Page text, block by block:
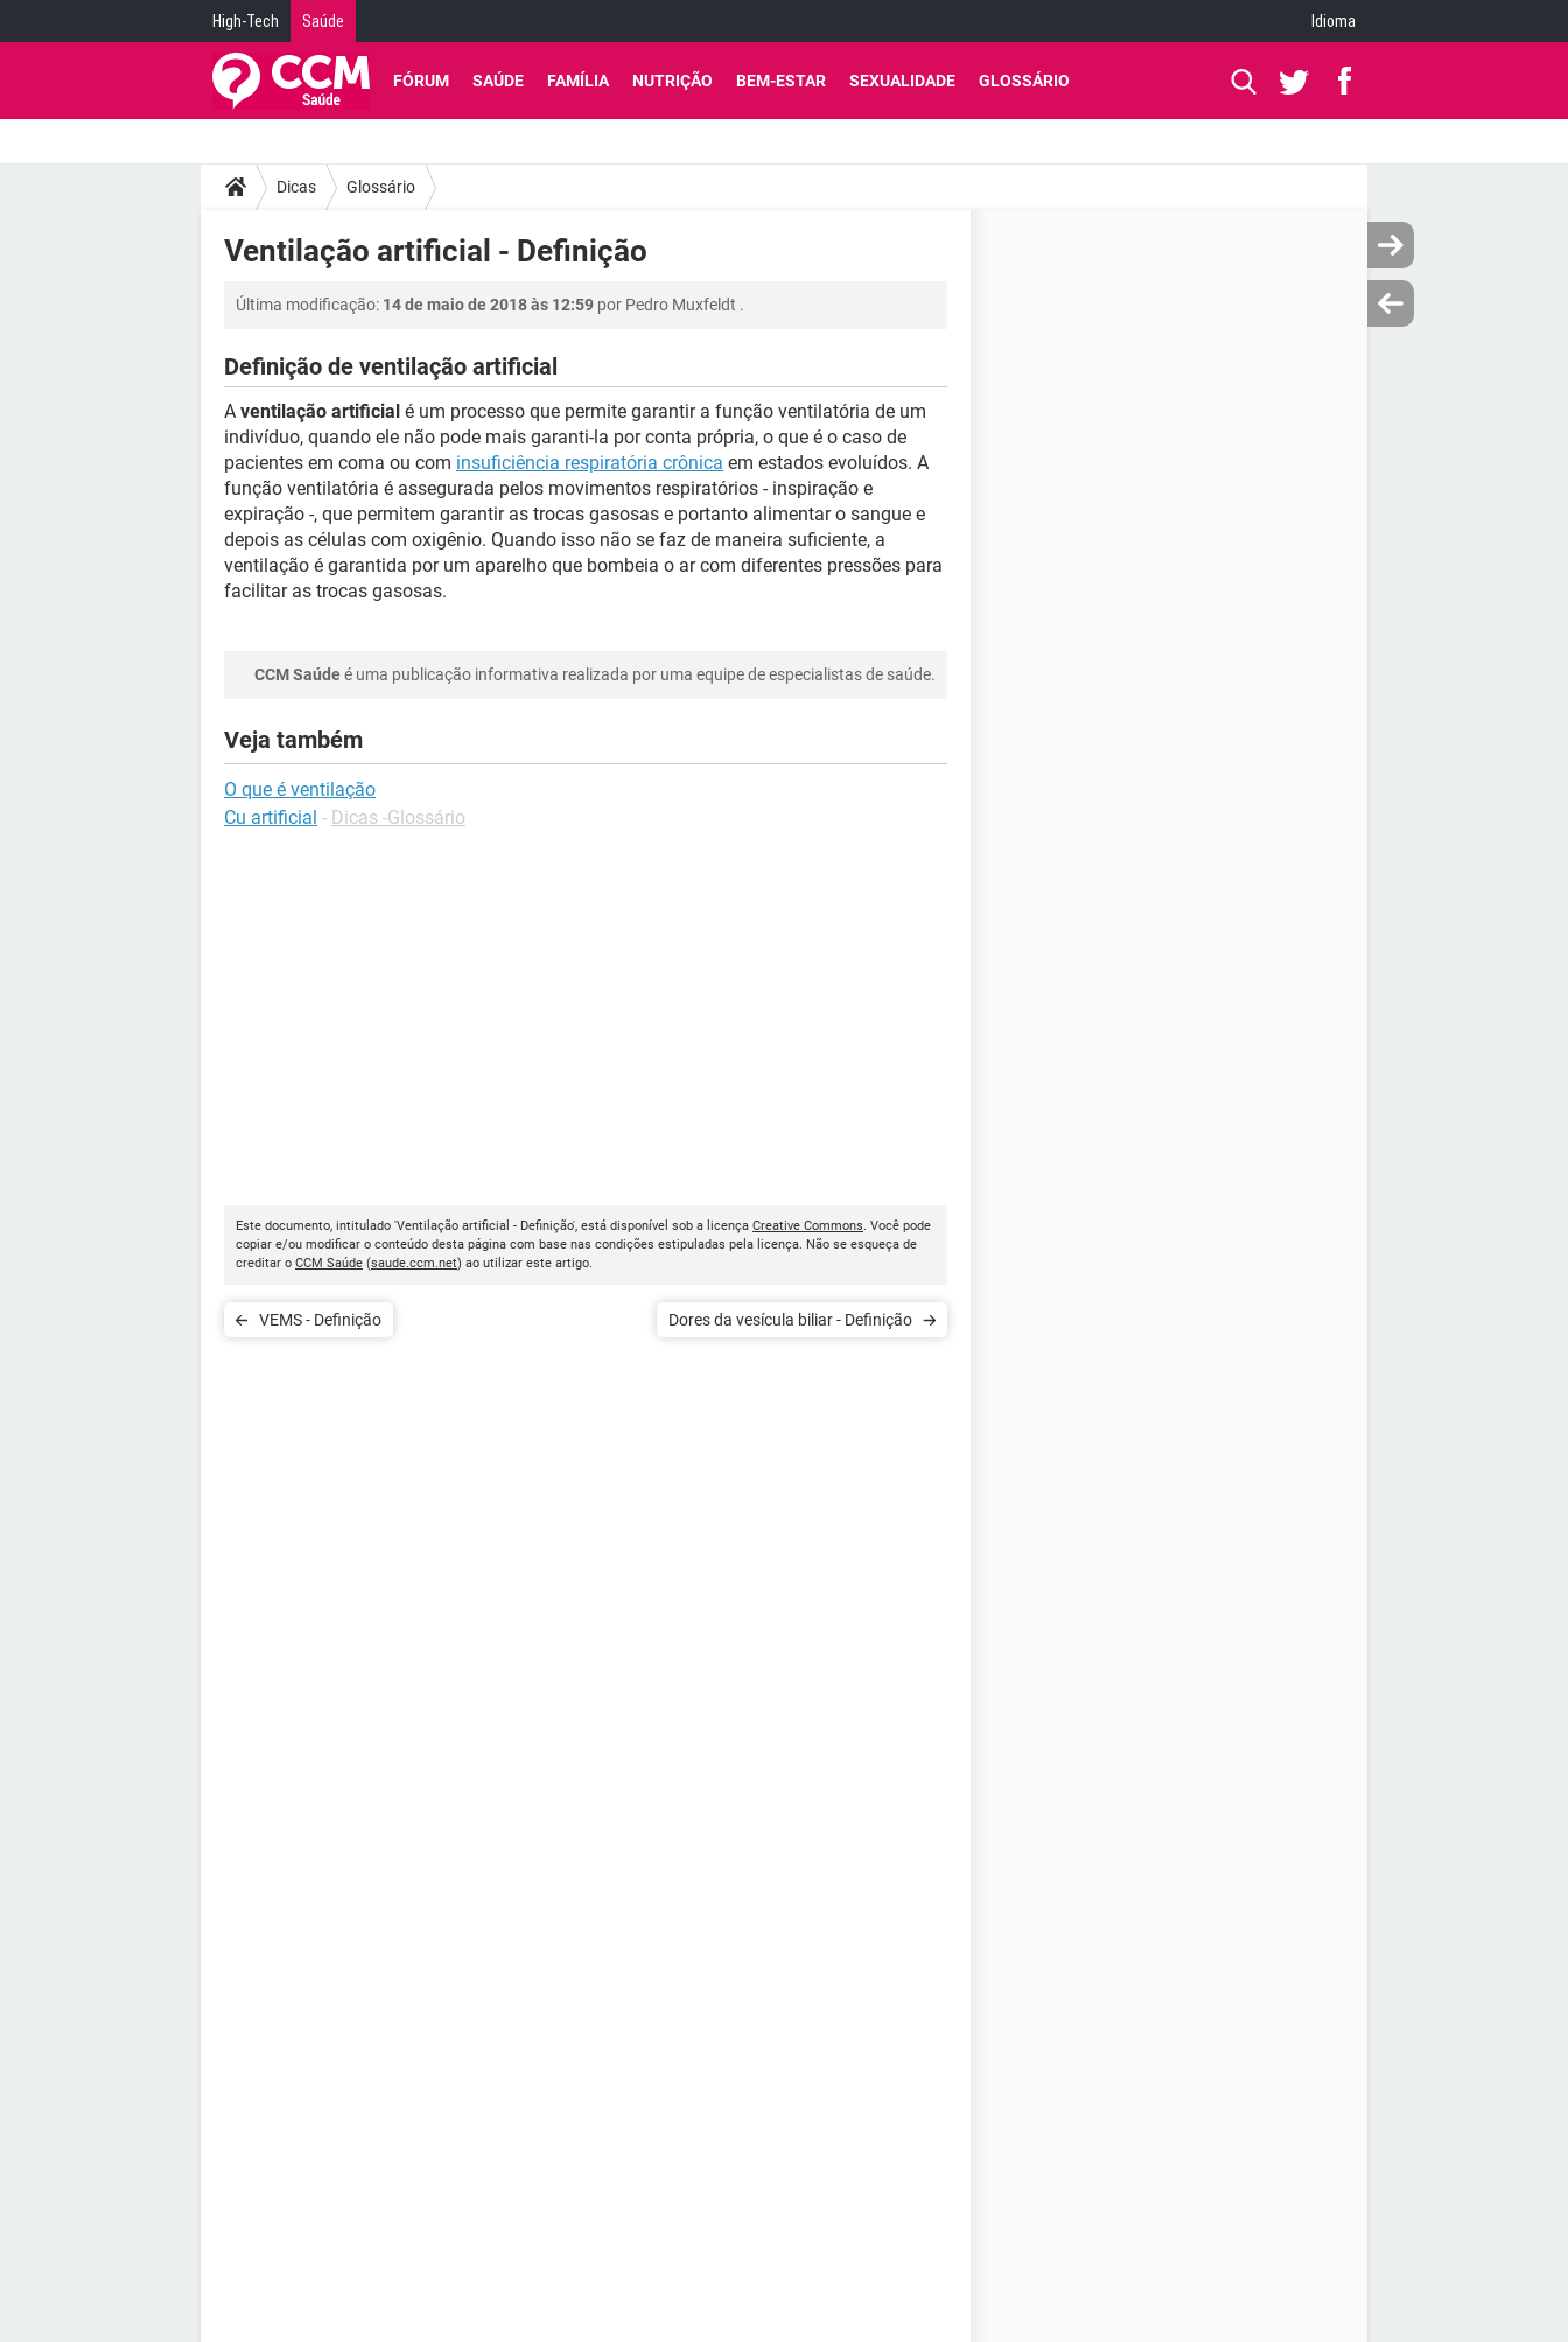
High-Tech Saúde Idioma
FÓRUM SAÚDE FAMÍLIA NUTRIÇÃO BEM-ESTAR SEXUALIDADE GLOSSÁRIO
Dicas Glossário
Ventilação artificial - Definição
Última modificação: 14 de maio de 2018 às 12:59 por Pedro Muxfeldt .
Definição de ventilação artificial
A ventilação artificial é um processo que permite garantir a função ventilatória de um
indivíduo, quando ele não pode mais garanti-la por conta própria, o que é o caso de
pacientes em coma ou com insuficiência respiratória crônica em estados evoluídos. A
função ventilatória é assegurada pelos movimentos respiratórios - inspiração e
expiração -, que permitem garantir as trocas gasosas e portanto alimentar o sangue e
depois as células com oxigênio. Quando isso não se faz de maneira suficiente, a
ventilação é garantida por um aparelho que bombeia o ar com diferentes pressões para
facilitar as trocas gasosas.
CCM Saúdeé uma publicação informativa realizada por uma equipe de especialistas de saúde.
Veja também
O que é ventilação
Cu artificial - Dicas -Glossário
Este documento, intitulado 'Ventilação artificial - Definição', está disponível sob a licença Creative Commons. Você pode
copiar e/ou modificar o conteúdo desta página com base nas condições estipuladas pela licença. Não se esqueça de
creditar o CCM Saúde (saude.ccm.net) ao utilizar este artigo.
VEMS - Definição Dores da vesícula biliar - Definição